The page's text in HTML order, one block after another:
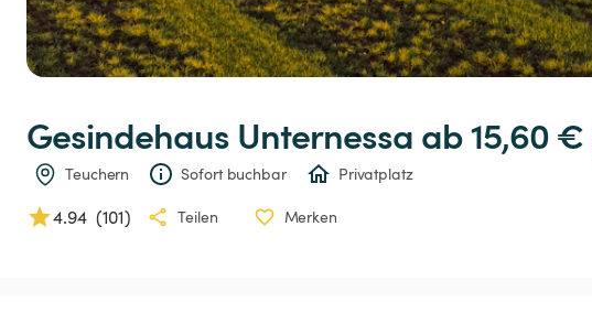
Gesindehaus Unternessa ab 15,60 €
Teuchern Sofort buchbar Privatplatz
4.94 (101) Teilen Merken